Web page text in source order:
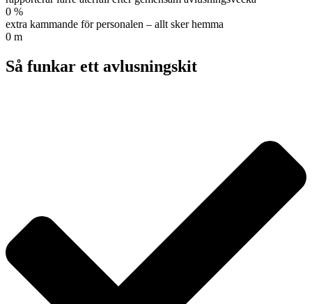
0 %
extra kammande för personalen – allt sker hemma
0 m
Så funkar ett avlusningskit